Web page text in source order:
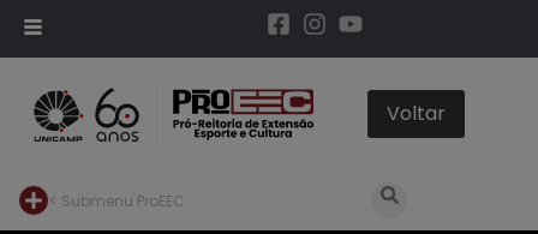
< Submenu ProEEC